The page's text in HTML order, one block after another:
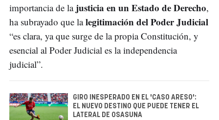
importancia de la justicia en un Estado de Derecho,
ha subrayado que lalegitimación del Poder Judicial
“es clara, ya que surge de la propia Constitución, y
esencial al Poder Judicial es la independencia
judicial”.
GIRO INESPERADO EN EL 'CASO ARESO':
EL NUEVO DESTINO QUE PUEDE TENER EL
LATERAL DE OSASUNA